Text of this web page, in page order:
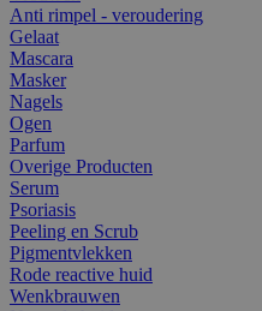
Anti rimpel - veroudering
Gelaat
Mascara
Masker
Nagels
Ogen
Parfum
Overige Producten
Serum
Psoriasis
Peeling en Scrub
Pigmentvlekken
Rode reactive huid
Wenkbrauwen